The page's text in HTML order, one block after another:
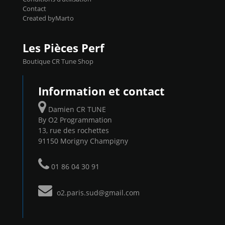
Contact
Created byMarto
Les Pièces Perf
Boutique CR Tune Shop
Information et contact
Damien CR TUNE
By O2 Programmation
13, rue des rochettes
91150 Morigny Champigny
01 86 04 30 91
o2.paris.sud@gmail.com